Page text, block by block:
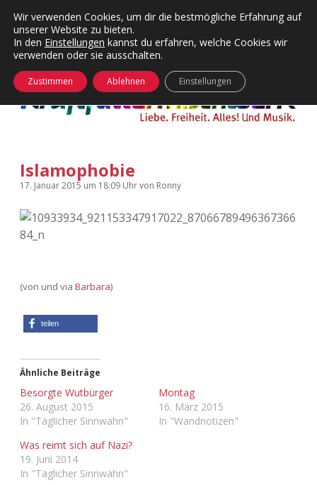
Kategorien
Menü
24 Hours Chilling
Die Wende
KFMW-Disco
KFMW-Disco
Dates
Menü
öffnen
Adventskalender 2015
Adventskalender 2016
Adventskalender 2017
öffnen
Islamophobie
17. Januar 2015 um 18:09 Uhrvon Ronny
(von und via Barbara)
teilen
Ähnliche Beiträge
Besorgte Wutbürger
26. August 2015
In "Täglicher Sinnwahn"
Montag
16. März 2015
In "Wandnotizen"
Was reimt sich auf Nazi?
19. Juni 2014
In "Täglicher Sinnwahn"
Wir verwenden Cookies, um dir die bestmögliche Erfahrung auf
unserer Website zu bieten.
In den Einstellungen kannst du erfahren, welche Cookies wir
verwenden oder sie ausschalten.
Zustimmen Ablehnen Einstellungen